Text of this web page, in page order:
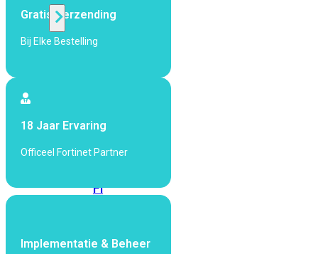
Alle
Fi
Generatie
Fi
Fi
Gratis Verzending
Bij Elke Bestelling
18 Jaar Ervaring
Officeel Fortinet Partner
Implementatie & Beheer